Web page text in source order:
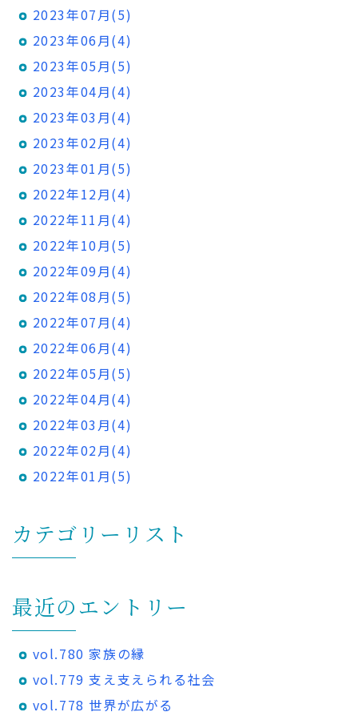
2023年07月(5)
2023年06月(4)
2023年05月(5)
2023年04月(4)
2023年03月(4)
2023年02月(4)
2023年01月(5)
2022年12月(4)
2022年11月(4)
2022年10月(5)
2022年09月(4)
2022年08月(5)
2022年07月(4)
2022年06月(4)
2022年05月(5)
2022年04月(4)
2022年03月(4)
2022年02月(4)
2022年01月(5)
カテゴリーリスト
最近のエントリー
vol.780 家族の縁
vol.779 支え支えられる社会
vol.778 世界が広がる